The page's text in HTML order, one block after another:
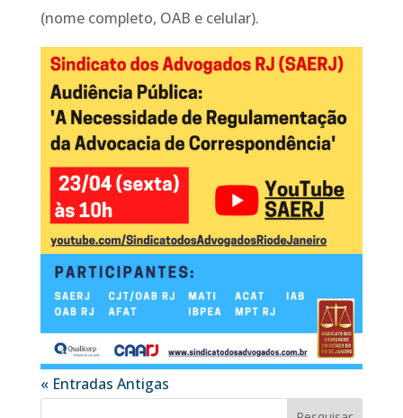
(nome completo, OAB e celular).
« Entradas Antigas